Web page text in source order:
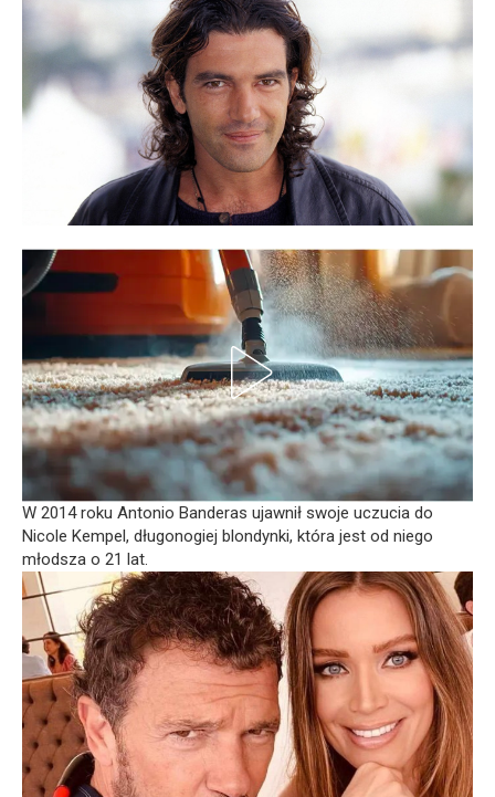
W 2014 roku Antonio Banderas ujawnił swoje uczucia do
Nicole Kempel, długonogiej blondynki, która jest od niego
młodsza o 21 lat.